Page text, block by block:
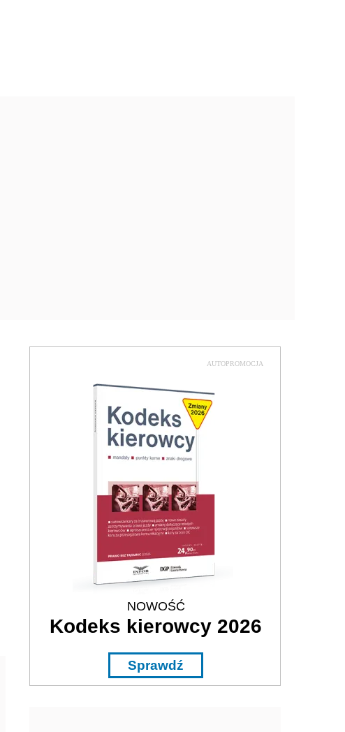
AUTOPROMOCJA
NOWOŚĆ
Kodeks kierowcy 2026
Sprawdź